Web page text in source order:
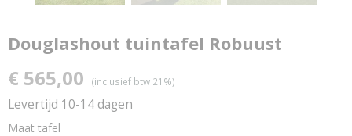
Douglashout tuintafel Robuust
€ 565,00 (inclusief btw 21%)
Levertijd 10-14 dagen
Maat tafel